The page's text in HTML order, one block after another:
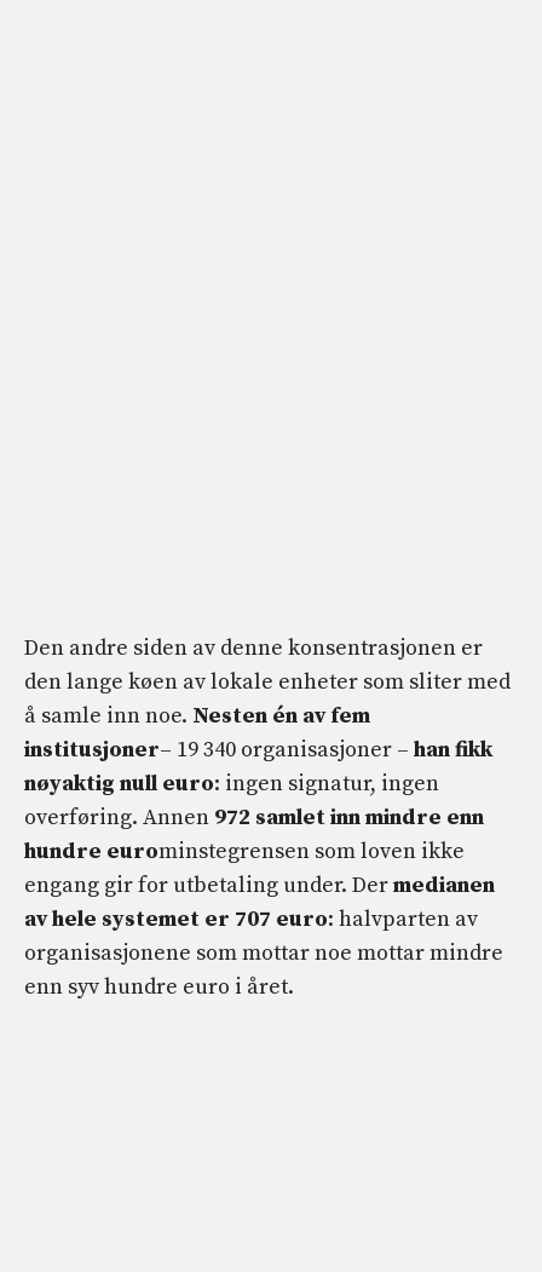
Den andre siden av denne konsentrasjonen er
den lange køen av lokale enheter som sliter med
å samle inn noe. Nesten én av fem
institusjoner– 19 340 organisasjoner – han fikk
nøyaktig null euro: ingen signatur, ingen
overføring. Annen 972 samlet inn mindre enn
hundre eurominstegrensen som loven ikke
engang gir for utbetaling under. Dermedianen
av hele systemet er 707 euro: halvparten av
organisasjonene som mottar noe mottar mindre
enn syv hundre euro i året.